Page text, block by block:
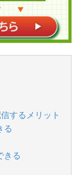
するメリット
る
きる